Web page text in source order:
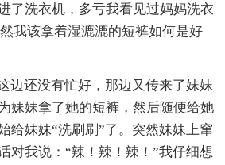
了洗衣机，多亏我看见过妈妈洗衣
我该拿着湿漉漉的短裤如何是好
还没有忙好，那边又传来了妹妹
妹妹拿了她的短裤，然后随便给她
给妹妹“洗刷刷”了。突然妹妹上窜
对我说：“辣！辣！辣！”我仔细想